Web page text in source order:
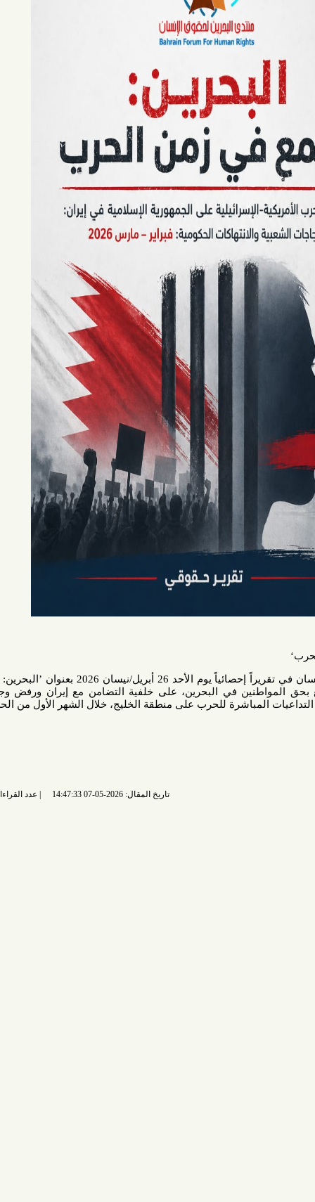
أصدر منتدى البحرين لحقوق الإنسان في تقريراً إحصائياً يوم الأحد 26 أبريل/نيسان 2026 بعنوان ’البحرين: القمع في
في البحرين، على خلفية التضامن مع إيران ورفض وجود قواعد
للحرب على منطقة الخليج، خلال الشهر الأول من الحرب.
عدد القراءات: 434 قراءة |